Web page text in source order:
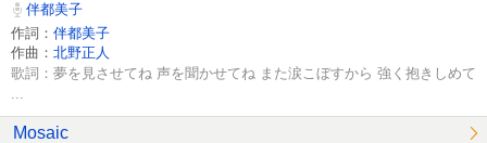
伴都美子
作詞： 伴都美子
作曲： 北野正人
歌詞：夢を見させてね 声を聞かせてね また涙こぼすから 強く抱きしめて
Mosaic